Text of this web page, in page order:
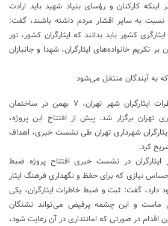
کارکنان و رؤسای بنیاد شهید باید ارادت
نسبت به سایر اقشار مردم داشته باشند، گفت:
کشور باید بدانند که ایثارگران کشور، نور
تکریم خانواده‌های ایثارگران، شهدا و جانبازان
به آیندگان منتقل می‌شود
آئین افتتاح پروژه ضبط خاطرات ایثارگران شهر تهران، ۷ بهمن در ساختمان
تهران برگزار شد. پیش از افتتاح این پروژه،
شهرداری تهران طی نشست خبری، اهداف
کرد.
ایثارگران در نشست خبری افتتاح پروژه ضبط
احساس نیازی که برای حفظ و نگهداری فرهنگ ایثار
دارد، گفت: ثبت و ضبط خاطرات ایثارگران، یکی
ماست و این چشمه پرفیض می‌تواند تشنگان
اقدام در صورتی که امانتداری در آن رعایت شود،